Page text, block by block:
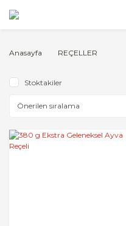
Anasayfa REÇELLER
Stoktakiler